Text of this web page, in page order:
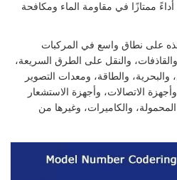
ممتازًا في مقاومة الماء ومكافحة
على نطاق واسع في المركبات
والنقل على الطرق السريعة،
والطاقة، ومعدات التصوير
الاتصالات، وأجهزة الاستشعار
والكاميرات، وغيرها من